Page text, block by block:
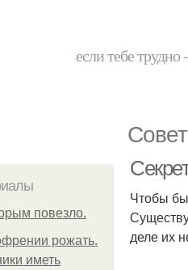
если тебе
повезло.
рожать.
иметь
Чтобы
деле их